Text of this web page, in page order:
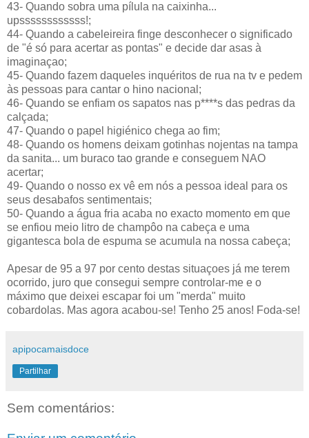
43- Quando sobra uma pílula na caixinha...
upssssssssssss!;
44- Quando a cabeleireira finge desconhecer o significado
de "é só para acertar as pontas" e decide dar asas à
imaginaçao;
45- Quando fazem daqueles inquéritos de rua na tv e pedem
às pessoas para cantar o hino nacional;
46- Quando se enfiam os sapatos nas p****s das pedras da
calçada;
47- Quando o papel higiénico chega ao fim;
48- Quando os homens deixam gotinhas nojentas na tampa
da sanita... um buraco tao grande e conseguem NAO
acertar;
49- Quando o nosso ex vê em nós a pessoa ideal para os
seus desabafos sentimentais;
50- Quando a água fria acaba no exacto momento em que
se enfiou meio litro de champôo na cabeça e uma
gigantesca bola de espuma se acumula na nossa cabeça;
Apesar de 95 a 97 por cento destas situaçoes já me terem
ocorrido, juro que consegui sempre controlar-me e o
máximo que deixei escapar foi um "merda" muito
cobardolas. Mas agora acabou-se! Tenho 25 anos! Foda-se!
apipocamaisdoce
Partilhar
Sem comentários: